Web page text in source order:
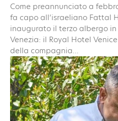
Come preannunciato a
fa capo all’israeliano Fattal
inaugurato il terzo albergo
Venezia: il Royal Hotel
della compagnia...